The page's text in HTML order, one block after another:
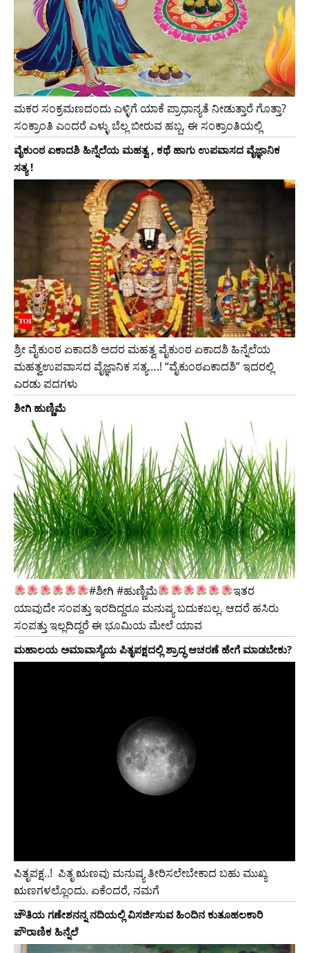
ಮಕರ ಸಂಕ್ರಮಣದಂದು ಎಳ್ಳಿಗೆ ಯಾಕೆ ಪ್ರಾಧಾನ್ಯತೆ ನೀಡುತ್ತಾರೆ ಗೊತ್ತಾ?
ಸಂಕ್ರಾಂತಿ ಎಂದರೆ ಎಳ್ಳು ಬೆಲ್ಲ ಬೀರುವ ಹಬ್ಬ, ಈ ಸಂಕ್ರಾಂತಿಯಲ್ಲಿ
ವೈಕುಂಠ ಏಕಾದಶಿ ಹಿನ್ನೆಲೆಯ ಮಹತ್ವ , ಕಥೆ ಹಾಗು ಉಪವಾಸದ ವೈಜ್ಞಾನಿಕ
ಸತ್ಯ !
ಶ್ರೀ ವೈಕುಂಠ ಏಕಾದಶಿ ಅದರ ಮಹತ್ವ ವೈಕುಂಠ ಏಕಾದಶಿ ಹಿನ್ನೆಲೆಯ
ಮಹತ್ವಉಪವಾಸದ ವೈಜ್ಞಾನಿಕ ಸತ್ಯ….! “ವೈಕುಂಠಏಕಾದಶಿ” ಇದರಲ್ಲಿ
ಎರಡು ಪದಗಳು
ಶೀಗಿ ಹುಣ್ಣಿಮೆ
#ಶೀಗಿ #ಹುಣ್ಣಿಮೆ
ಇತರ
ಯಾವುದೇ ಸಂಪತ್ತು ಇರದಿದ್ದರೂ ಮನುಷ್ಯ ಬದುಕಬಲ್ಲ. ಆದರೆ ಹಸಿರು
ಸಂಪತ್ತು ಇಲ್ಲದಿದ್ದರೆ ಈ ಭೂಮಿಯ ಮೇಲೆ ಯಾವ
ಮಹಾಲಯ ಅಮಾವಾಸ್ಯೆಯ ಪಿತೃಪಕ್ಷದಲ್ಲಿ ಶ್ರಾದ್ಧ ಆಚರಣೆ ಹೇಗೆ ಮಾಡಬೇಕು?
ಪಿತೃಪಕ್ಷ..!‌ ‌ ಪಿತೃ ಋಣವು ಮನುಷ್ಯ ತೀರಿಸಲೇಬೇಕಾದ ಬಹು ಮುಖ್ಯ
ಋಣಗಳಲ್ಲೊಂದು. ಏಕೆಂದರೆ, ನಮಗೆ
ಚೌತಿಯ ಗಣೇಶನನ್ನ ನದಿಯಲ್ಲಿ ವಿಸರ್ಜಿಸುವ ಹಿಂದಿನ ಕುತೂಹಲಕಾರಿ
ಪೌರಾಣಿಕ ಹಿನ್ನೆಲೆ